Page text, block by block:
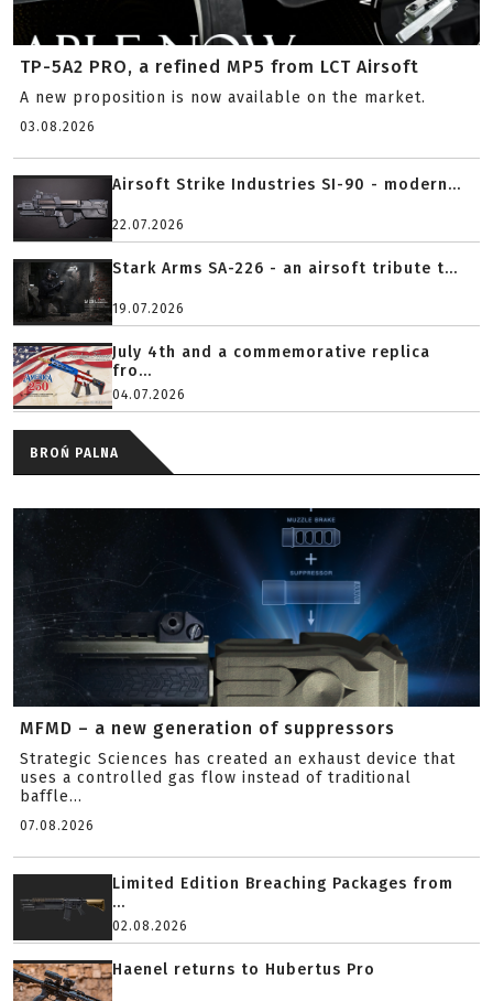
TP-5A2 PRO, a refined MP5 from LCT Airsoft
A new proposition is now available on the market.
03.08.2026
Airsoft Strike Industries SI-90 - modern...
22.07.2026
Stark Arms SA-226 - an airsoft tribute t...
19.07.2026
July 4th and a commemorative replica
fro...
04.07.2026
BROŃ PALNA
MFMD – a new generation of suppressors
Strategic Sciences has created an exhaust device that
uses a controlled gas flow instead of traditional
baffle...
07.08.2026
Limited Edition Breaching Packages from
...
02.08.2026
Haenel returns to Hubertus Pro